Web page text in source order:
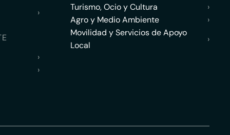
›
›
›
Turismo, Ocio y Cultura
›
Agro y Medio Ambiente
›
Movilidad y Servicios de Apoyo
Local
›